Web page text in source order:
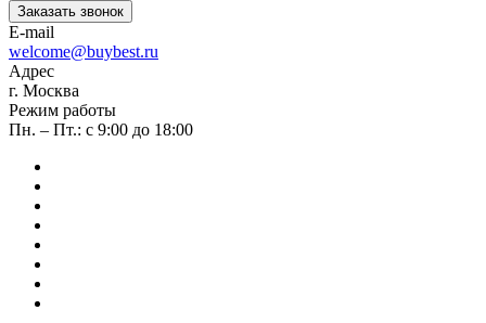
Заказать звонок
E-mail
welcome@buybest.ru
Адрес
г. Москва
Режим работы
Пн. – Пт.: с 9:00 до 18:00